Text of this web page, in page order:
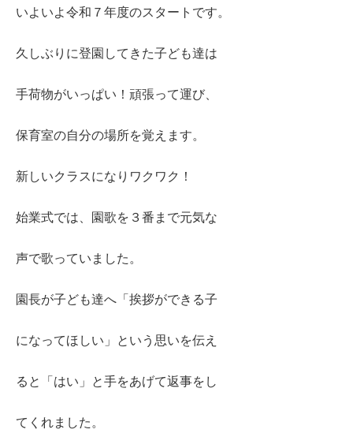
いよいよ令和７年度のスタートです。
久しぶりに登園してきた子ども達は
手荷物がいっぱい！頑張って運び、
保育室の自分の場所を覚えます。
新しいクラスになりワクワク！
始業式では、園歌を３番まで元気な
声で歌っていました。
園長が子ども達へ「挨拶ができる子
になってほしい」という思いを伝え
ると「はい」と手をあげて返事をし
てくれました。